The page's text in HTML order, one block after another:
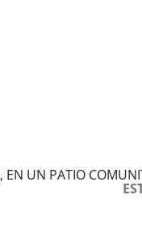
EN UN PATIO